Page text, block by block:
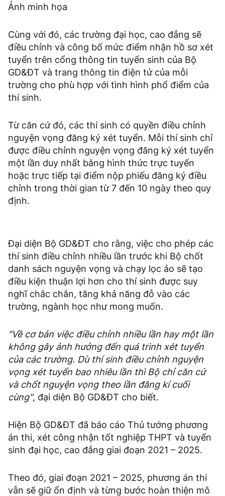
Ảnh minh họa
Cùng với đó, các trường đại học, cao đẳng sẽ
điều chỉnh và công bố mức điểm nhận hồ sơ xét
tuyển trên cổng thông tin tuyển sinh của Bộ
GD&ĐT và trang thông tin điện tử của mỗi
trường cho phù hợp với tình hình phổ điểm của
thí sinh.
Từ căn cứ đó, các thí sinh có quyền điều chỉnh
nguyện vọng đăng ký xét tuyển. Mỗi thí sinh chỉ
được điều chỉnh nguyện vọng đăng ký xét tuyển
một lần duy nhất bằng hình thức trực tuyến
hoặc trực tiếp tại điểm nộp phiếu đăng ký điều
chỉnh trong thời gian từ 7 đến 10 ngày theo quy
định.
Đại diện Bộ GD&ĐT cho rằng, việc cho phép các
thí sinh điều chỉnh nhiều lần trước khi Bộ chốt
danh sách nguyện vọng và chạy lọc ảo sẽ tạo
điều kiện thuận lợi hơn cho thí sinh được suy
nghĩ chắc chắn, tăng khả năng đỗ vào các
trường, ngành học như mong muốn.
"Về cơ bản việc điều chỉnh nhiều lần hay một lần
không gây ảnh hưởng đến quá trình xét tuyển
của các trường. Dù thí sinh điều chỉnh nguyện
vọng xét tuyển bao nhiêu lần thì Bộ chỉ căn cứ
và chốt nguyện vọng theo lần đăng kí cuối
cùng", đại diện Bộ GD&ĐT cho biết.
Hiện Bộ GD&ĐT đã báo cáo Thủ tướng phương
án thi, xét công nhận tốt nghiệp THPT và tuyển
sinh đại học, cao đẳng giai đoạn 2021 – 2025.
Theo đó, giai đoạn 2021 – 2025, phương án thi
vẫn sẽ giữ ổn định và từng bước hoàn thiện mô